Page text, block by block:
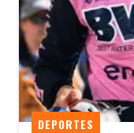
DEPORTES